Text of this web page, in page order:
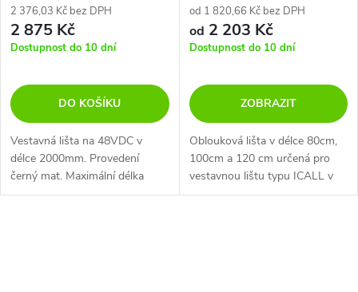
2 376,03 Kč bez DPH
2 875 Kč
Dostupnost do 10 dní
DO KOŠÍKU
Vestavná lišta na 48VDC v
délce 2000mm. Provedení
černý mat. Maximální délka
spojení je 20m. Maximální zátěž
od 1 820,66 Kč bez DPH
od 2 203 Kč
Dostupnost do 10 dní
ZOBRAZIT
Oblouková lišta v délce 80cm,
100cm a 120 cm určená pro
vestavnou lištu typu ICALL v
barvě černá mat.